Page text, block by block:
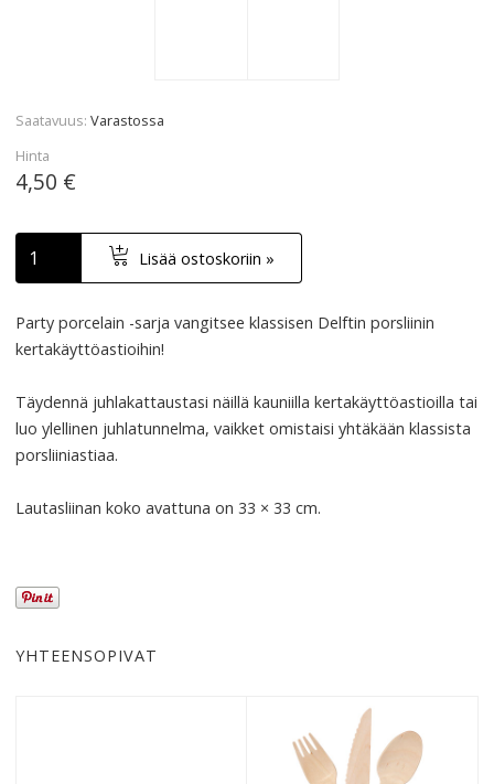
Saatavuus Varastossa
Hinta
4,50 €
Lisää ostoskoriin »
Party porcelain -sarja vangitsee klassisen Delftin porsliinin
kertakäyttöastioihin!
Täydennä juhlakattaustasi näillä kauniilla kertakäyttöastioilla tai
luo ylellinen juhlatunnelma, vaikket omistaisi yhtäkään klassista
porsliiniastiaa.
Lautasliinan koko avattuna on 33 × 33 cm.
YHTEENSOPIVAT